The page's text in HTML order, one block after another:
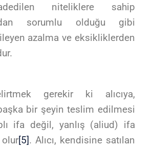
niteliklere sahip
sorumlu olduğu gibi
azalma ve eksikliklerden
gerekir ki alıcıya,
bir şeyin teslim edilmesi
ifa değil, yanlış (aliud) ifa
[5]. Alıcı, kendisine satılan